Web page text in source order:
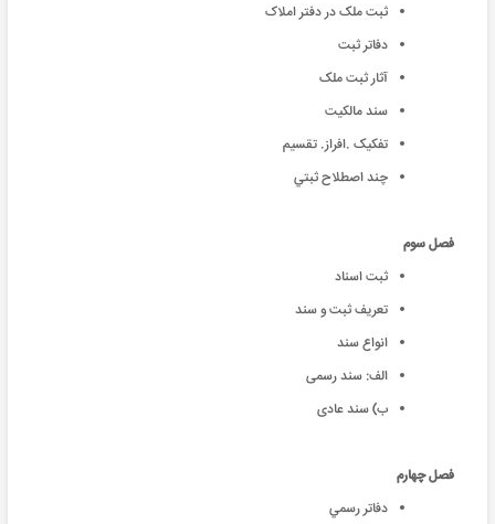
ثبت ملک در دفتر املاک
دفاتر ثبت
آثار ثبت ملک
سند مالکيت
تفکيک .افراز. تقسيم
چند اصطلاح ثبتي
فصل سوم
ثبت اسناد
تعريف ثبت و سند
انواع سند
الف: سند رسمی
ب) سند عادی
فصل چهارم
دفاتر رسمي